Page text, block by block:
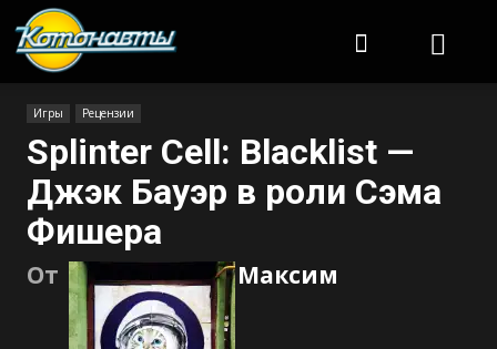
Игры Рецензии
Splinter Cell: Blacklist —
Джэк Бауэр в роли Сэма
Фишера
От Максим